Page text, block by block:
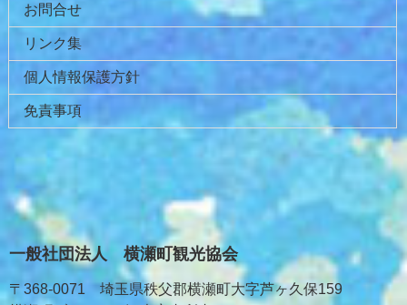
お問合せ
リンク集
個人情報保護方針
免責事項
一般社団法人 横瀬町観光協会
〒368-0071 埼玉県秩父郡横瀬町大字芦ヶ久保159